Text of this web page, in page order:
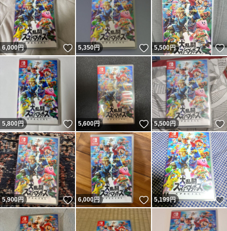
6,000円 いいね！
5,350円 いいね！
5,500円
5,800円 いいね！
5,600円 いいね！
5,500円
5,900円 いいね！
6,000円 いいね！
5,199円